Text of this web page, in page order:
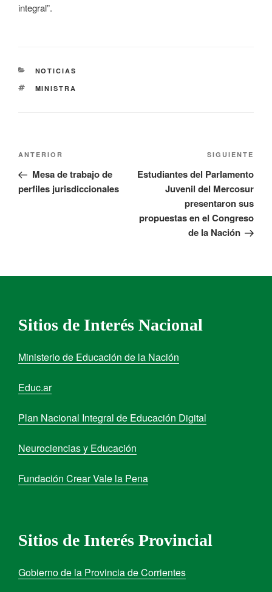
integral”.
NOTICIAS
MINISTRA
ANTERIOR
Mesa de trabajo de
perfiles jurisdiccionales
SIGUIENTE
Estudiantes del Parlamento
Juvenil del Mercosur
presentaron sus
propuestas en el Congreso
de la Nación
Sitios de Interés Nacional
Ministerio de Educación de la Nación
Educ.ar
Plan Nacional Integral de Educación Digital
Neurociencias y Educación
Fundación Crear Vale la Pena
Sitios de Interés Provincial
Gobierno de la Provincia de Corrientes